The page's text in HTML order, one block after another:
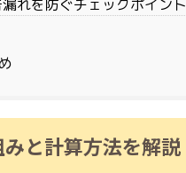
れを防ぐチェックポイント
と計算方法を解説